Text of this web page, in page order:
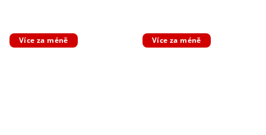
Více za méně Více za méně